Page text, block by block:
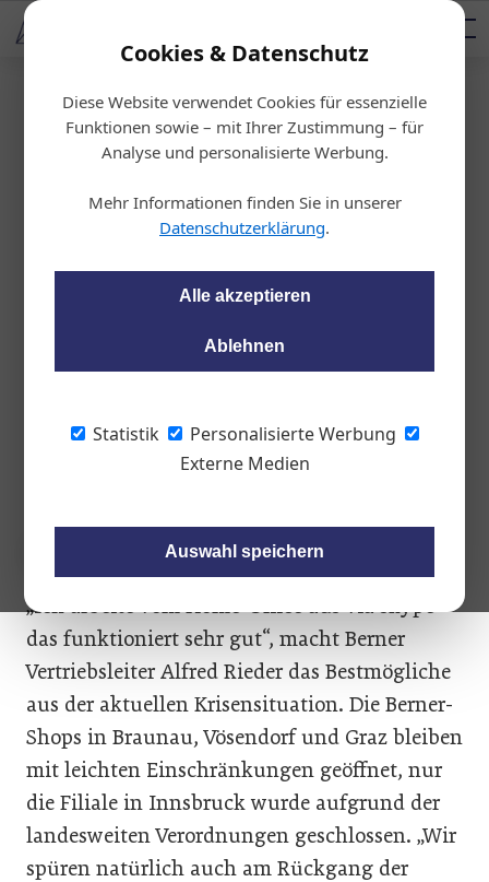
Cookies & Datenschutz
Diese Website verwendet Cookies für essenzielle
Funktionen sowie – mit Ihrer Zustimmung – für
Analyse und personalisierte Werbung.
Mehr Informationen finden Sie in unserer
Datenschutzerklärung.
Alle akzeptieren
Ablehnen
Statistik
Personalisierte Werbung
Externe Medien
Auswahl speichern
AUTOMOTIVE SERVICES
AUTOMOTIVE AKADEMIE
Podcast
Startseite/Werkstatt
Berner: Aufgeschobe
n, nicht aufgehoben
Berner Vertriebsleiter Alfred Rieder sorgt
dafür, dass die Lieferkette zu den
rechnet mit einem schnellen Wieder-
Anspringen der Wirtschaft nach
„Ich arbeite vom Home-Office aus via skype –
das funktioniert sehr gut“, macht Berner
Vertriebsleiter Alfred Rieder das Bestmögliche
aus der aktuellen Krisensituation. Die Berner-
Shops in Braunau, Vösendorf und Graz bleiben
mit leichten Einschränkungen geöffnet, nur
die Filiale in Innsbruck wurde aufgrund der
landesweiten Verordnungen geschlossen. „Wir
spüren natürlich auch am Rückgang der